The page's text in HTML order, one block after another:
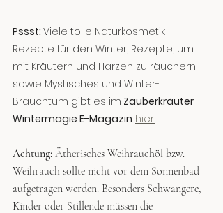
Pssst: Viele tolle Naturkosmetik-
Rezepte für den Winter, Rezepte, um
mit Kräutern und Harzen zu räuchern
sowie Mystisches und Winter-
Brauchtum gibt es im Zauberkräuter
Wintermagie E-Magazin hier.
Achtung: Ätherisches Weihrauchöl bzw.
Weihrauch sollte nicht vor dem Sonnenbad
aufgetragen werden. Besonders Schwangere,
Kinder oder Stillende müssen die